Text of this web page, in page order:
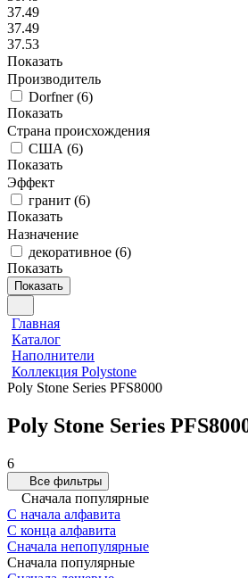
37.49
37.49
37.53
Показать
Производитель
Dorfner(6)
Показать
Страна происхождения
США (6)
Показать
Эффект
гранит (6)
Показать
Назначение
декоративное (6)
Показать
Показать
Главная
Каталог
Наполнители
Коллекция Polystone
Poly Stone Series PFS8000
Poly Stone Series
6
Все фильтры
Сначала популярные
С начала алфавита
С конца алфавита
Сначала непопулярные
Сначала популярные